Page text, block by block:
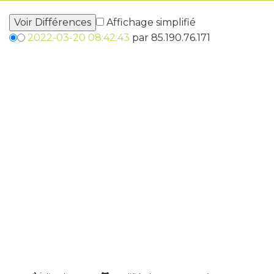
Affichage simplifié
2022-03-20 08:42:43 par 85.190.76.171